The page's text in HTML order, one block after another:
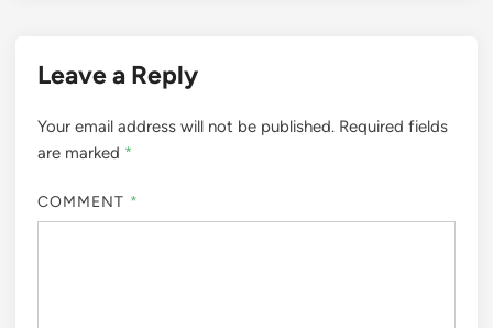
Leave a Reply
Your email address will not be published. Required fields
are marked *
COMMENT *